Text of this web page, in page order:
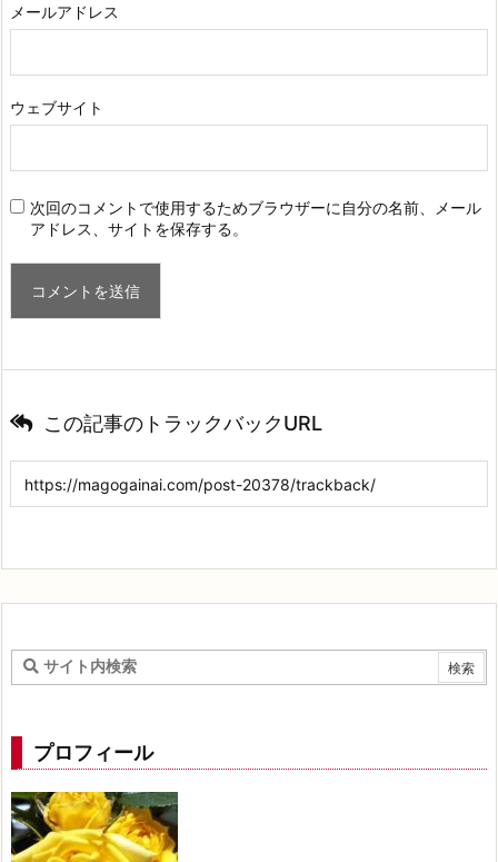
メールアドレス
ウェブサイト
次回のコメントで使用するためブラウザーに自分の名前、メール
アドレス、サイトを保存する。
この記事のトラックバックURL
プロフィール